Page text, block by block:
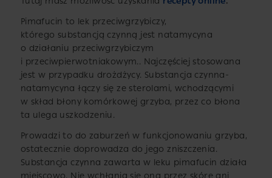
Pimafucin to lek przeciwgrzybiczy,
którego substancją czynną jest natamycyna
o działaniu przeciwgrzybiczym
i przeciwpierwotniakowym.. Najczęściej stosowana
jest w przypadku drożdżycy. Substancja czynna-
natamycyna łączy się ze sterolami, wchodzącymi
w skład błony komórkowej grzyba, przez co błona
ta ulega uszkodzeniu.
Prowadzi to do zaburzeń w funkcjonowaniu grzyba,
ostatecznie doprowadza do jego zniszczenia.
Substancja czynna zawarta w leku pimafucin działa
miejscowo. Nie wchłania się ona przez skórę ani